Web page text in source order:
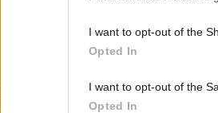
information including but
in below Google consent
I want to opt-out of the
Opted In
I want to opt-out of the
Opted In